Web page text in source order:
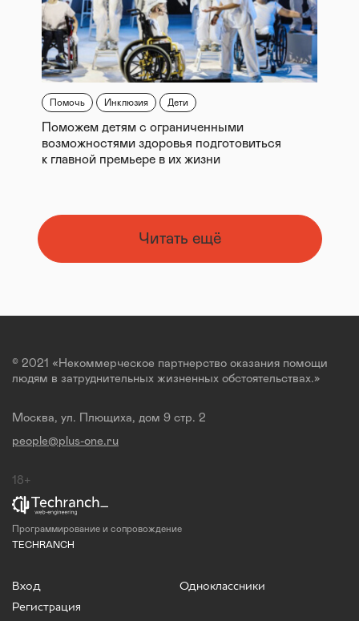
Помочь Инклюзия Дети
Поможем детям с ограниченными
возможностями здоровья подготовиться
к главной премьере в их жизни
Читать ещё
© 2021 «Некоммерческое партнерство оказания помощи
людям в затруднительных жизненных обстоятельствах.»
Москва, ул. Плющиха, дом 9 стр. 2
people@plus-one.ru
18+
Программирование и сопровождение
TECHRANCH
Вход
Регистрация
Одноклассники